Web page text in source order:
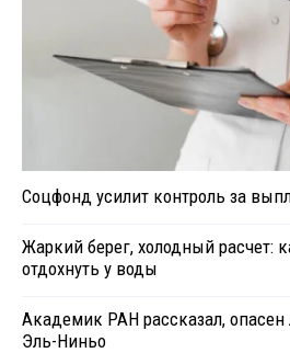
Соцфонд усилит контроль за
Жаркий берег, холодный расчет:
отдохнуть у воды
Академик РАН рассказал, опасен
Эль-Ниньо